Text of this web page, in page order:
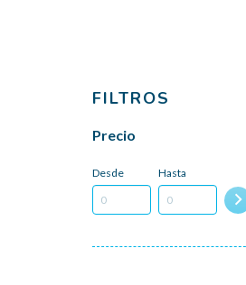
FILTROS
Precio
Desde Hasta